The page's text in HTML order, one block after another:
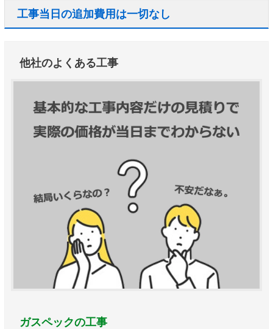
工事当日の追加費用は一切なし
他社のよくある工事
ガスペックの工事